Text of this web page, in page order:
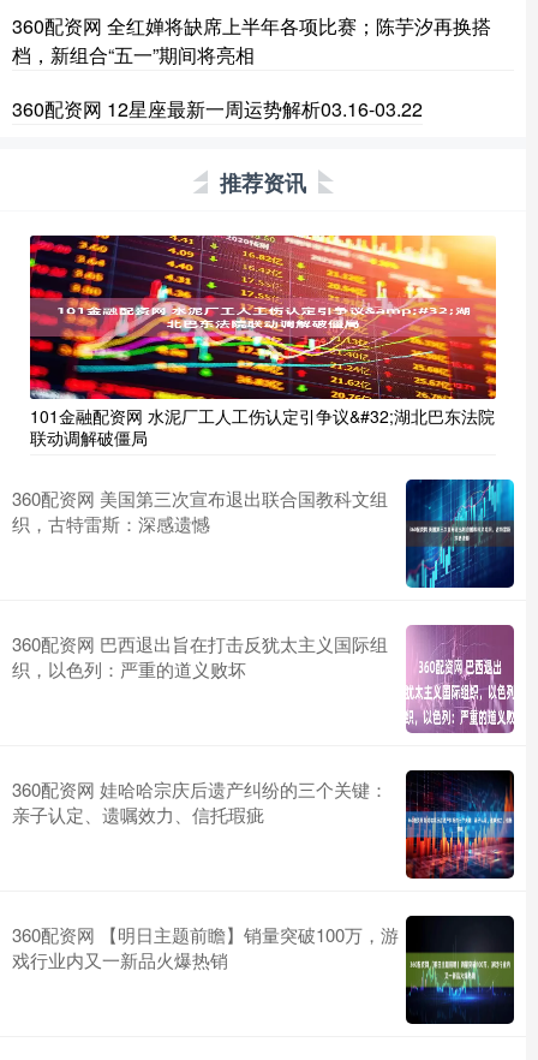
360配资网 全红婵将缺席上半年各项比赛；陈芋汐再换搭
档，新组合“五一”期间将亮相
360配资网 12星座最新一周运势解析03.16-03.22
推荐资讯
101金融配资网 水泥厂工人工伤认定引争议&#32;湖北巴东法院
联动调解破僵局
360配资网 美国第三次宣布退出联合国教科文组
织，古特雷斯：深感遗憾
360配资网 巴西退出旨在打击反犹太主义国际组
织，以色列：严重的道义败坏
360配资网 娃哈哈宗庆后遗产纠纷的三个关键：
亲子认定、遗嘱效力、信托瑕疵
360配资网 【明日主题前瞻】销量突破100万，游
戏行业内又一新品火爆热销